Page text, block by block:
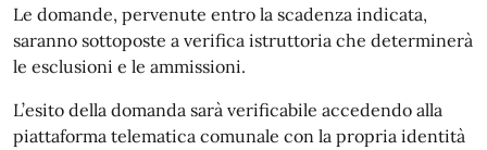
Le domande, pervenute entro la scadenza indicata,
saranno sottoposte a verifica istruttoria che determinerà
le esclusioni e le ammissioni.
L’esito della domanda sarà verificabile accedendo alla
piattaforma telematica comunale con la propria identità